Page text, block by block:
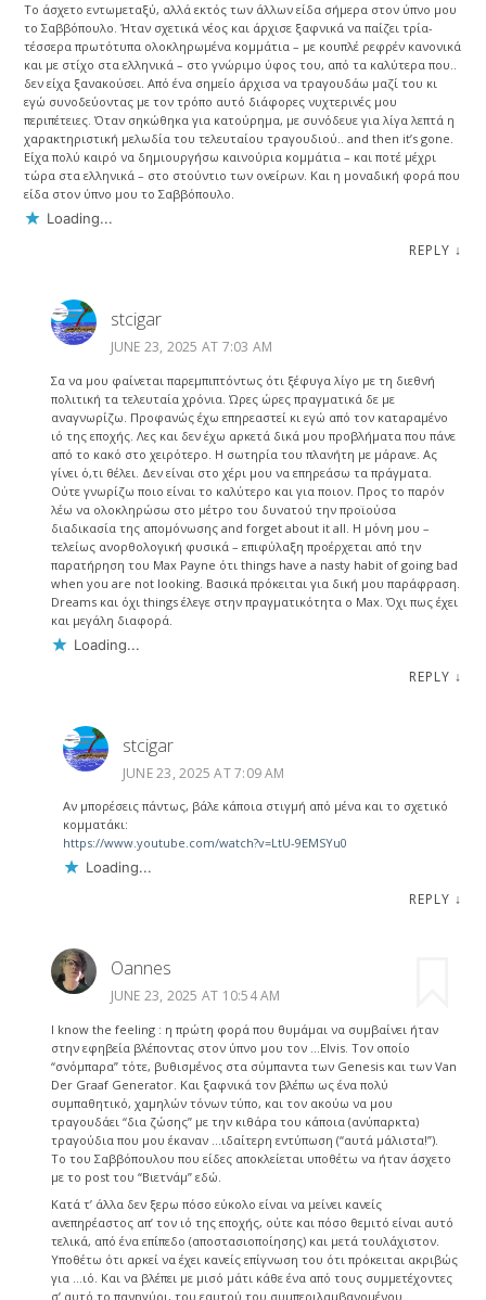
Το άσχετο εντωμεταξύ, αλλά εκτός των άλλων είδα σήμερα στον ύπνο μου
το Σαββόπουλο. Ήταν σχετικά νέος και άρχισε ξαφνικά να παίζει τρία-
τέσσερα πρωτότυπα ολοκληρωμένα κομμάτια – με κουπλέ ρεφρέν κανονικά
και με στίχο στα ελληνικά – στο γνώριμο ύφος του, από τα καλύτερα που..
δεν είχα ξανακούσει. Από ένα σημείο άρχισα να τραγουδάω μαζί του κι
εγώ συνοδεύοντας με τον τρόπο αυτό διάφορες νυχτερινές μου
περιπέτειες. Όταν σηκώθηκα για κατούρημα, με συνόδευε για λίγα λεπτά η
χαρακτηριστική μελωδία του τελευταίου τραγουδιού.. and then it’s gone.
Είχα πολύ καιρό να δημιουργήσω καινούρια κομμάτια – και ποτέ μέχρι
τώρα στα ελληνικά – στο στούντιο των ονείρων. Και η μοναδική φορά που
είδα στον ύπνο μου το Σαββόπουλο.
Loading...
REPLY ↓
stcigar
JUNE 23, 2025 AT 7:03 AM
Σα να μου φαίνεται παρεμπιπτόντως ότι ξέφυγα λίγο με τη διεθνή
πολιτική τα τελευταία χρόνια. Ώρες ώρες πραγματικά δε με
αναγνωρίζω. Προφανώς έχω επηρεαστεί κι εγώ από τον καταραμένο
ιό της εποχής. Λες και δεν έχω αρκετά δικά μου προβλήματα που πάνε
από το κακό στο χειρότερο. Η σωτηρία του πλανήτη με μάρανε. Ας
γίνει ό,τι θέλει. Δεν είναι στο χέρι μου να επηρεάσω τα πράγματα.
Ούτε γνωρίζω ποιο είναι το καλύτερο και για ποιον. Προς το παρόν
λέω να ολοκληρώσω στο μέτρο του δυνατού την προϊούσα
διαδικασία της απομόνωσης and forget about it all. Η μόνη μου –
τελείως ανορθολογική φυσικά – επιφύλαξη προέρχεται από την
παρατήρηση του Max Payne ότι things have a nasty habit of going bad
when you are not looking. Βασικά πρόκειται για δική μου παράφραση.
Dreams και όχι things έλεγε στην πραγματικότητα ο Max. Όχι πως έχει
και μεγάλη διαφορά.
Loading...
REPLY ↓
stcigar
JUNE 23, 2025 AT 7:09 AM
Αν μπορέσεις πάντως, βάλε κάποια στιγμή από μένα και το σχετικό
κομματάκι:
https://www.youtube.com/watch?v=LtU-9EMSYu0
Loading...
REPLY ↓
Oannes
JUNE 23, 2025 AT 10:54 AM
I know the feeling : η πρώτη φορά που θυμάμαι να συμβαίνει ήταν
στην εφηβεία βλέποντας στον ύπνο μου τον …Elvis. Τον οποίο
“σνόμπαρα” τότε, βυθισμένος στα σύμπαντα των Genesis και των Van
Der Graaf Generator. Και ξαφνικά τον βλέπω ως ένα πολύ
συμπαθητικό, χαμηλών τόνων τύπο, και τον ακούω να μου
τραγουδάει “δια ζώσης” με την κιθάρα του κάποια (ανύπαρκτα)
τραγούδια που μου έκαναν …ιδαίτερη εντύπωση (“αυτά μάλιστα!”).
Το του Σαββόπουλου που είδες απoκλείεται υποθέτω να ήταν άσχετο
με το post του “Βιετνάμ” εδώ.
Κατά τ’ άλλα δεν ξερω πόσο εύκολο είναι να μείνει κανείς
ανεπηρέαστος απ’ τον ιό της εποχής, ούτε και πόσο θεμιτό είναι αυτό
τελικά, από ένα επίπεδο (αποστασιοποίησης) και μετά τουλάχιστον.
Υποθέτω ότι αρκεί να έχει κανείς επίγνωση του ότι πρόκειται ακριβώς
για …ιό. Και να βλέπει με μισό μάτι κάθε ένα από τους συμμετέχοντες
σ’ αυτό το πανηγύρι, του εαυτού του συμπεριλαμβανομένου.